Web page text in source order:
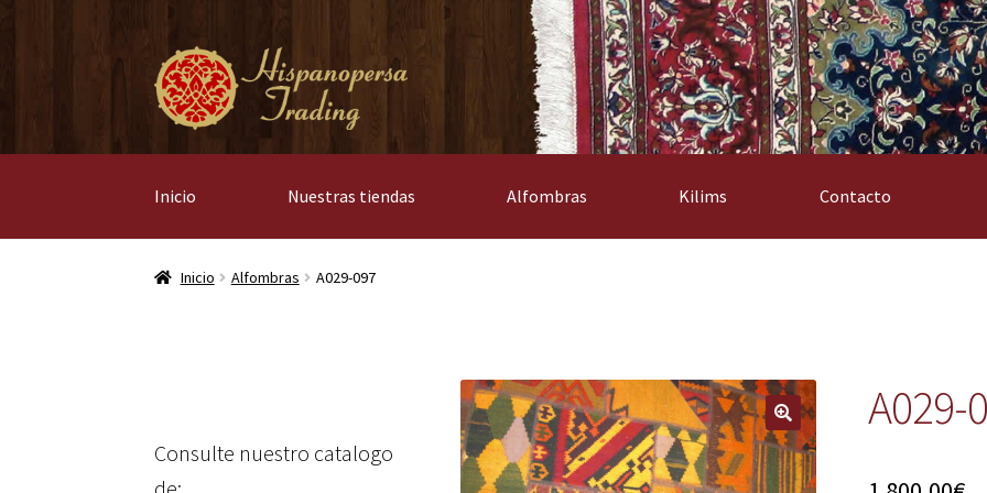
Ir
a
la
Ir
al
contenido
Inicio Nuestras tiendas Alfombras Kilims Contacto
Inicio Alfombras A029-097
A029-
Consulte nuestro catalogo